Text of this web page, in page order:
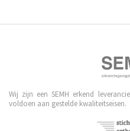
Wij zijn een SEMH erkend
voldoen aan gestelde kwaliteitseisen.